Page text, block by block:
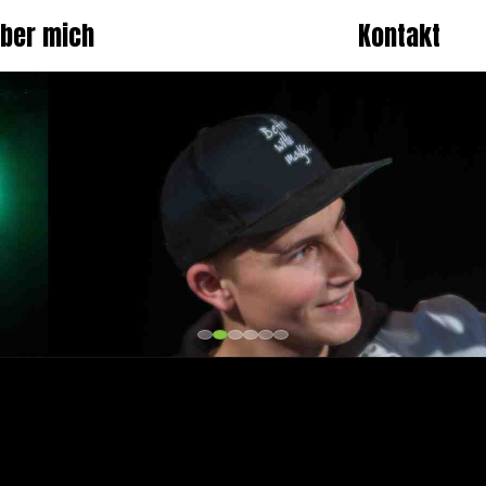
mich Kontakt